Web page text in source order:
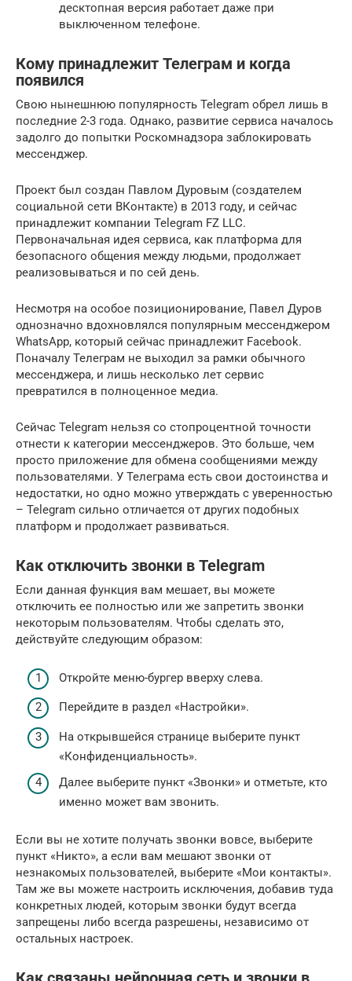
десктопная версия работает даже при
выключенном телефоне.
Кому принадлежит Телеграм и когда
появился
Свою нынешнюю популярность Telegram обрел лишь в
последние 2-3 года. Однако, развитие сервиса началось
задолго до попытки Роскомнадзора заблокировать
мессенджер.
Проект был создан Павлом Дуровым (создателем
социальной сети ВКонтакте) в 2013 году, и сейчас
принадлежит компании Telegram FZ LLC.
Первоначальная идея сервиса, как платформа для
безопасного общения между людьми, продолжает
реализовываться и по сей день.
Несмотря на особое позиционирование, Павел Дуров
однозначно вдохновлялся популярным мессенджером
WhatsApp, который сейчас принадлежит Facebook.
Поначалу Телеграм не выходил за рамки обычного
мессенджера, и лишь несколько лет сервис
превратился в полноценное медиа.
Сейчас Telegram нельзя со стопроцентной точности
отнести к категории мессенджеров. Это больше, чем
просто приложение для обмена сообщениями между
пользователями. У Телеграма есть свои достоинства и
недостатки, но одно можно утверждать с уверенностью
– Telegram сильно отличается от других подобных
платформ и продолжает развиваться.
Как отключить звонки в Telegram
Если данная функция вам мешает, вы можете
отключить ее полностью или же запретить звонки
некоторым пользователям. Чтобы сделать это,
действуйте следующим образом:
Откройте меню-бургер вверху слева.
Перейдите в раздел «Настройки».
На открывшейся странице выберите пункт
«Конфиденциальность».
Далее выберите пункт «Звонки» и отметьте, кто
именно может вам звонить.
Если вы не хотите получать звонки вовсе, выберите
пункт «Никто», а если вам мешают звонки от
незнакомых пользователей, выберите «Мои контакты».
Там же вы можете настроить исключения, добавив туда
конкретных людей, которым звонки будут всегда
запрещены либо всегда разрешены, независимо от
остальных настроек.